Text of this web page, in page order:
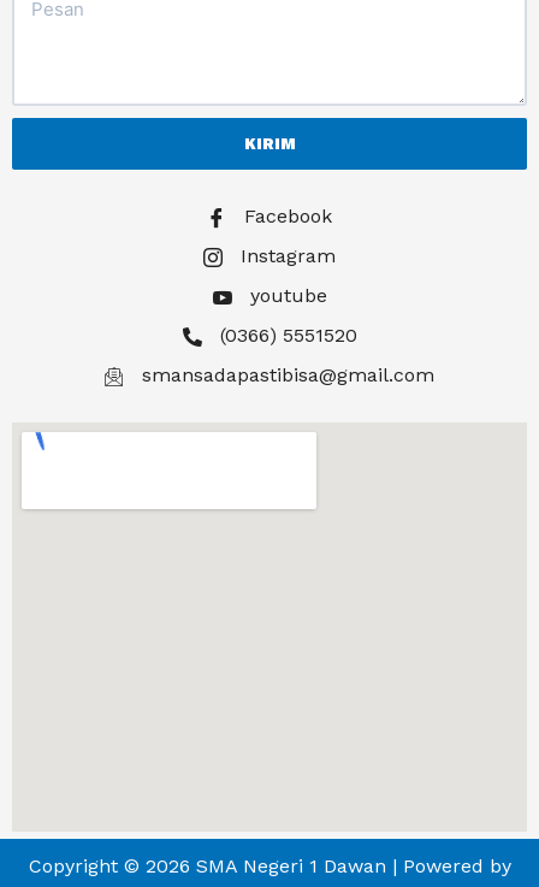
KIRIM
Facebook
Instagram
youtube
(0366) 5551520
smansadapastibisa@gmail.com
Copyright © 2026 SMA Negeri 1 Dawan | Powered by